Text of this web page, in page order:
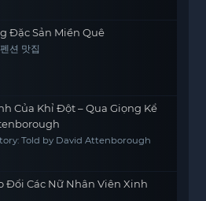
Đặc Sản Miền Quê
션 맛집
Của Khỉ Đột – Qua Giọng Kể
Told by David Attenborough
Đổi Các Nữ Nhân Viên Xinh